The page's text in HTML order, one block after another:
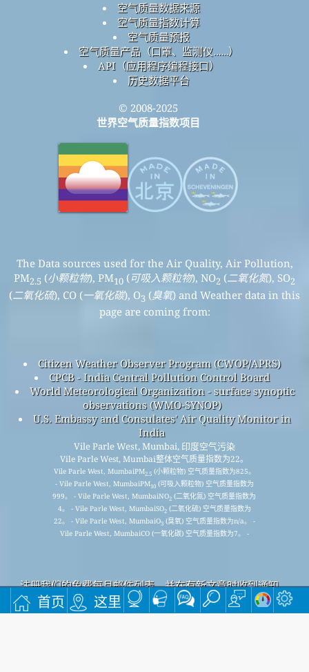
首页 这里
空气质量数据来源
空气质量指数计算
空气质量预报
空气质量产品（口罩、监测仪……）
API（应用程序编程接口）
历史数据平台
© 2008-2025
世界空气质量指数项目
The Data sources used for the Air Quality, Air Pollution,
PM2.5 (小颗粒物), PM10 (可吸入颗粒物), NO2 (二氧化氮), SO2
(二氧化硫), CO (一氧化碳), O3 (臭氧) and Weather data in this
page are coming from:
Citizen Weather Observer Program (CWOP/APRS)
CPCB - India Central Pollution Control Board
World Meteorological Organization - surface synoptic
observations (WMO-SYNOP)
U.S. Embassy and Consulates' Air Quality Monitor in
India
Vile Parle West, Mumbai, 印度空气污染
Vile Parle West, Mumbai整体空气质量指数为22。
Vile Parle West, MumbaiPM2.5(小颗粒物) 空气质量指数为825。
- Vile Parle West, MumbaiPM10(可吸入颗粒物) 空气质量指数为
999。 - Vile Parle West, MumbaiNO2 (二氧化氮) 空气质量指数为
4。 - Vile Parle West, MumbaiSO2(二氧化硫) 空气质量指数为
22。 - Vile Parle West, MumbaiO3(臭氧) 空气质量指数为n/a。 -
Vile Parle West, MumbaiCO (一氧化碳) 空气质量指数为7。 -
注册我们的免费每月邮件列表，并在有新文章时收到通知。
提交